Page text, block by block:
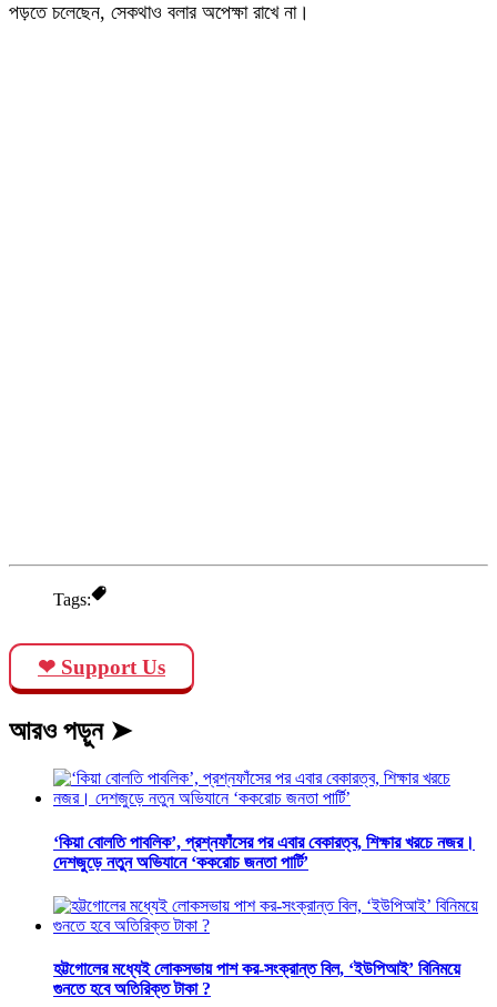
পড়তে চলেছেন, সেকথাও বলার অপেক্ষা রাখে না।
Tags:
❤ Support Us
আরও পড়ুন ➤
‘কিয়া বোলতি পাবলিক’, প্রশ্নফাঁসের পর এবার বেকারত্ব, শিক্ষার খরচে নজর।
দেশজুড়ে নতুন অভিযানে ‘ককরোচ জনতা পার্টি’
হট্টগোলের মধ্যেই লোকসভায় পাশ কর-সংক্রান্ত বিল, ‘ইউপিআই’ বিনিময়ে
গুনতে হবে অতিরিক্ত টাকা ?